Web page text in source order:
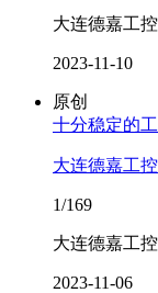
大连德嘉工控
2023-11-10
原创
十分稳定的
大连德嘉工控
1/169
大连德嘉工控
2023-11-06